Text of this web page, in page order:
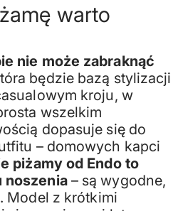
warto
nie może zabraknąć
będzie bazą stylizacji
kroju, w
wszelkim
dopasuje się do
– domowych kapci
piżamy od Endo to
noszenia– są wygodne,
Model z krótkimi